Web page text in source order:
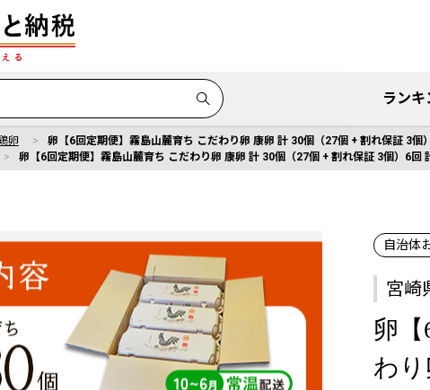
ランキ
卵
卵【6回定期便】霧島山麓育ち こだわり卵 康卵 計 30個（27個 + 割れ保証 3
卵【6回定期便】霧島山麓育ち こだわり卵 康卵 計 30個（27個 + 割れ保証 3個）6
自治体
宮崎
卵
わり